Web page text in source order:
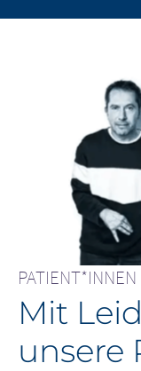
PATIENT*INNEN
Mit
unsere